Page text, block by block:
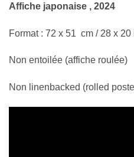
Affiche japonaise , 2024
Format : 72 x 51 cm / 28 x 20
Non entoilée (affiche roulée)
Non linenbacked (rolled